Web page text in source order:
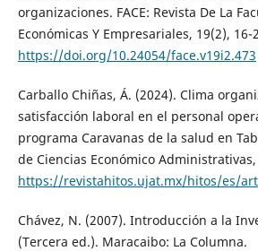
organizaciones. FACE: Revista De La
Económicas Y Empresariales, 19(2), 16-
https://doi.org/10.24054/face.v19i2.473
Carballo Chiñas, Á. (2024). Clima
satisfacción laboral en el personal
programa Caravanas de la salud en
de Ciencias Económico
https://revistahitos.ujat.mx/hitos/es/
Chávez, N. (2007). Introducción a la
(Tercera ed.). Maracaibo: La Columna.